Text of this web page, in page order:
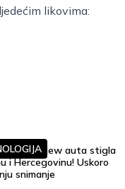
likovima:
Street View auta stigla
i Hercegovinu! Uskoro
snimanje